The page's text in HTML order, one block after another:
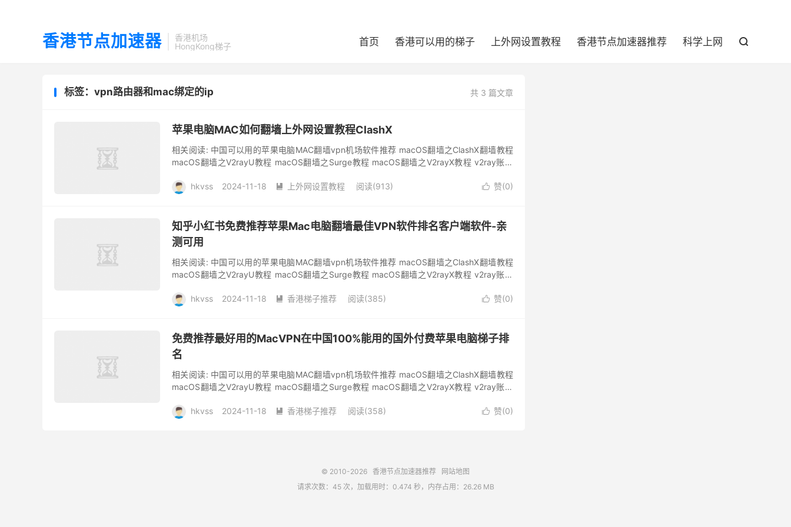
香港节点加速器
香港机场
HongKong梯子
首页 香港可以用的梯子 上外网设置教程 香港节点加速器推荐 科学上网 
共 3 篇文章
标签：vpn路由器和mac绑定的ip
苹果电脑MAC如何翻墙上外网设置教程ClashX
相关阅读: 中国可以用的苹果电脑MAC翻墙vpn机场软件推荐 macOS翻墙之ClashX翻墙教程
macOS翻墙之V2rayU教程 macOS翻墙之Surge教程 macOS翻墙之V2rayX教程 v2ray账号
 赞(0)
hkvss 2024-11-18  上外网设置教程 阅读(913)
知乎小红书免费推荐苹果Mac电脑翻墙最佳VPN软件排名客户端软件-亲
测可用
相关阅读: 中国可以用的苹果电脑MAC翻墙vpn机场软件推荐 macOS翻墙之ClashX翻墙教程
macOS翻墙之V2rayU教程 macOS翻墙之Surge教程 macOS翻墙之V2rayX教程 v2ray账号
 赞(0)
hkvss 2024-11-18  香港梯子推荐 阅读(385)
免费推荐最好用的MacVPN在中国100%能用的国外付费苹果电脑梯子排
名
相关阅读: 中国可以用的苹果电脑MAC翻墙vpn机场软件推荐 macOS翻墙之ClashX翻墙教程
macOS翻墙之V2rayU教程 macOS翻墙之Surge教程 macOS翻墙之V2rayX教程 v2ray账号
 赞(0)
hkvss 2024-11-18  香港梯子推荐 阅读(358)
© 2010-2026 香港节点加速器推荐
网站地图
请求次数：45 次，加载用时：0.474 秒，内存占用：26.26 MB